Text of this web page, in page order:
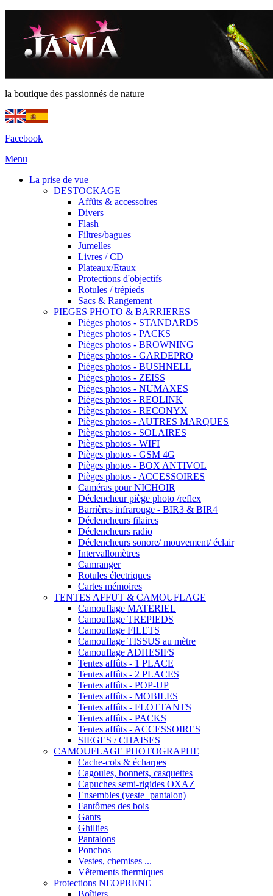
la boutique des passionnés de nature
Facebook
Menu
La prise de vue
DESTOCKAGE
Affûts & accessoires
Divers
Flash
Filtres/bagues
Jumelles
Livres / CD
Plateaux/Etaux
Protections d'objectifs
Rotules / trépieds
Sacs & Rangement
PIEGES PHOTO & BARRIERES
Pièges photos - STANDARDS
Pièges photos - PACKS
Pièges photos - BROWNING
Pièges photos - GARDEPRO
Pièges photos - BUSHNELL
Pièges photos - ZEISS
Pièges photos - NUMAXES
Pièges photos - REOLINK
Pièges photos - RECONYX
Pièges photos - AUTRES MARQUES
Pièges photos - SOLAIRES
Pièges photos - WIFI
Pièges photos - GSM 4G
Pièges photos - BOX ANTIVOL
Pièges photos - ACCESSOIRES
Caméras pour NICHOIR
Déclencheur piège photo /reflex
Barrières infrarouge - BIR3 & BIR4
Déclencheurs filaires
Déclencheurs radio
Déclencheurs sonore/ mouvement/ éclair
Intervallomètres
Camranger
Rotules électriques
Cartes mémoires
TENTES AFFUT & CAMOUFLAGE
Camouflage MATERIEL
Camouflage TREPIEDS
Camouflage FILETS
Camouflage TISSUS au mètre
Camouflage ADHESIFS
Tentes affûts - 1 PLACE
Tentes affûts - 2 PLACES
Tentes affûts - POP-UP
Tentes affûts - MOBILES
Tentes affûts - FLOTTANTS
Tentes affûts - PACKS
Tentes affûts - ACCESSOIRES
SIEGES / CHAISES
CAMOUFLAGE PHOTOGRAPHE
Cache-cols & écharpes
Cagoules, bonnets, casquettes
Capuches semi-rigides OXAZ
Ensembles (veste+pantalon)
Fantômes des bois
Gants
Ghillies
Pantalons
Ponchos
Vestes, chemises ...
Vêtements thermiques
Protections NEOPRENE
Boîtiers